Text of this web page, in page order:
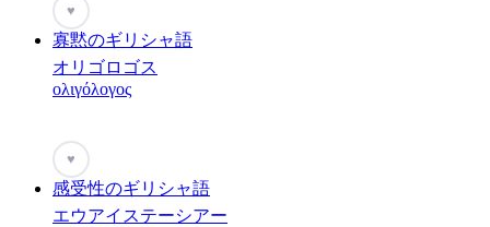
♥
寡黙のギリシャ語
オリゴロゴス
ολιγόλογος
♥
感受性のギリシャ語
エウアイステーシアー